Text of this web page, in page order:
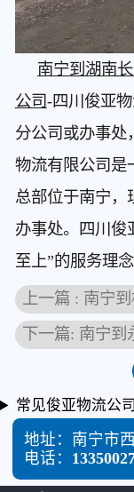
南宁到湖南
公司 -四川俊亚
分公司或办事处
物流有限公司是
总部位于南宁，
办事处。四川俊
至上”的服务理
上一篇 : 南宁
下一篇: 南宁到
常见俊亚物流公
地址：南宁市
电话：